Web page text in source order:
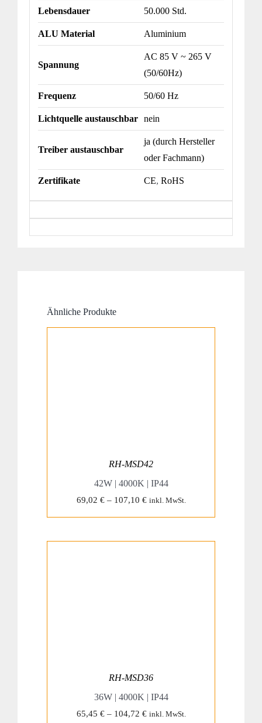
Lebensdauer 50.000 Std.
ALU Material Aluminium
Spannung
AC 85 V ~ 265 V
(50/60Hz)
Frequenz 50/60 Hz
Lichtquelle austauschbar nein
Treiber austauschbar
ja (durch Hersteller
oder Fachmann)
Zertifikate CE, RoHS
Ähnliche Produkte
RH-MSD42
42W | 4000K | IP44
69,02 €– 107,10 € inkl. MwSt.
RH-MSD36
36W | 4000K | IP44
65,45 €– 104,72 € inkl. MwSt.